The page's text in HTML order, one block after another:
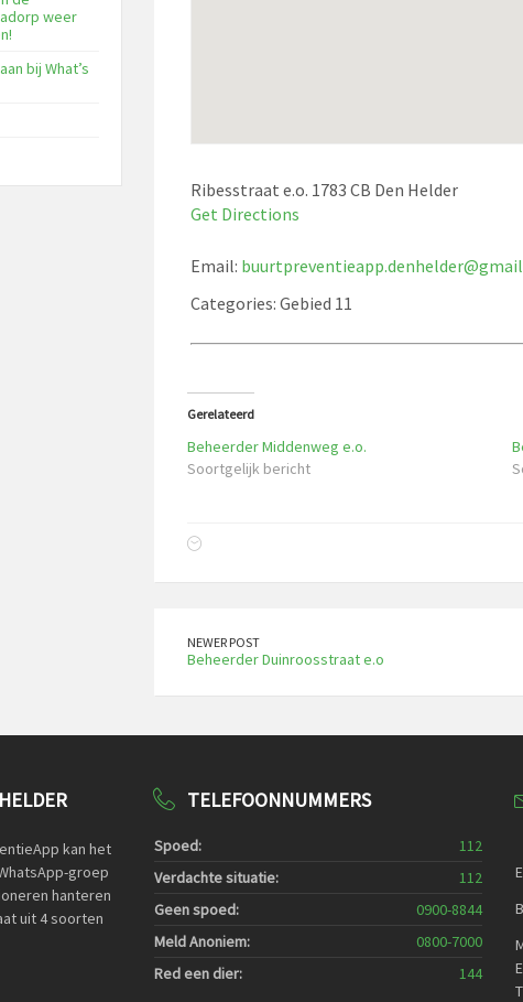
Ribesstraat e.o. 1783 CB Den Helder
Get Directions
Email:
Categories: Gebied 11
Gerelateerd
Beheerder Middenweg e.o.
Soortgelijk bericht
NEWER POST
Beheerder Duinroosstraat e.o
weer
bij What’s
kan het
groep
hanteren
uit 4 soorten
TELEFOONNUMMERS
Spoed:
112
Verdachte situatie:
112
Geen spoed:
0900-8844
Meld Anoniem:
0800-7000
Red een dier:
144